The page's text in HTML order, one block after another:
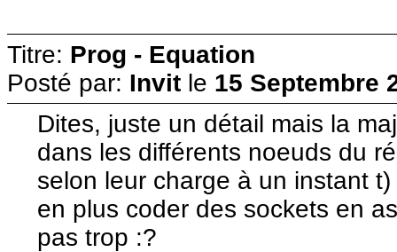
Titre: Prog - Equation
Posté par: Invit le 15 Septembre
Dites, juste un détail mais la
dans les différents noeuds du
selon leur charge à un instant
en plus coder des sockets en
pas trop :?